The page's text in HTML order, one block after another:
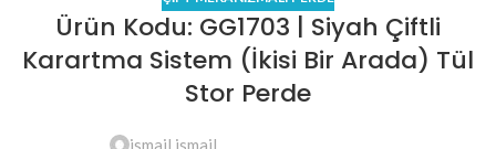
Ürün Kodu: GG1703 | Siyah Çiftli
Karartma Sistem (İkisi Bir Arada) Tül
Stor Perde
ismail ismail